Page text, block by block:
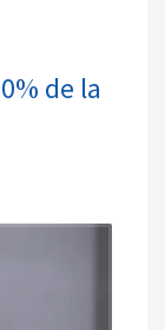
de la